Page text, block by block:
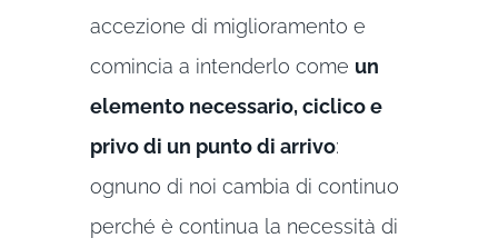
accezione di miglioramento e
comincia a intenderlo come un
elemento necessario, ciclico e
privo di un punto di arrivo:
ognuno di noi cambia di continuo
perché è continua la necessità di